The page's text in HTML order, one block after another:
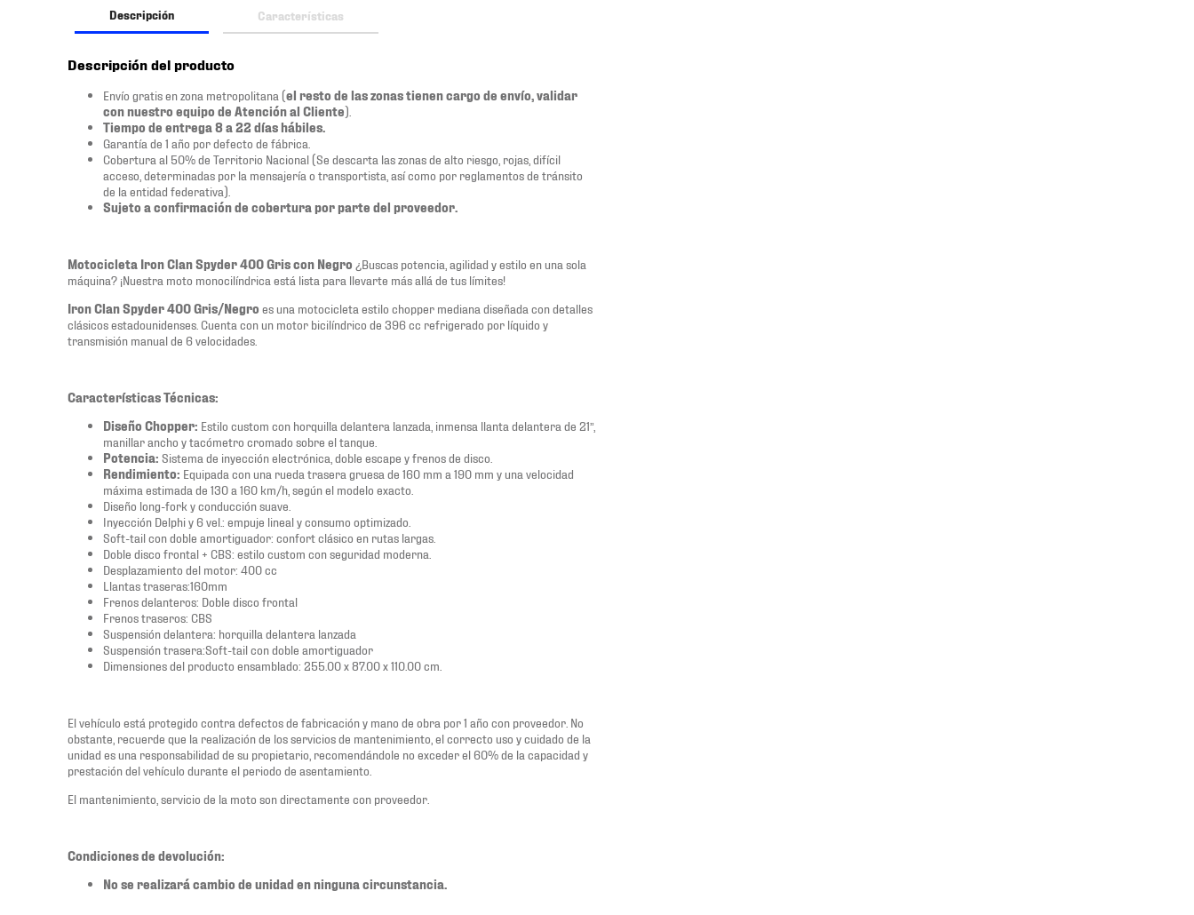
Descripción Características
Descripción del producto
Envío gratis en zona metropolitana (el resto de las zonas tienen cargo de envío, validar
con nuestro equipo de Atención al Cliente).
Tiempo de entrega 8 a 22 días hábiles.
Garantía de 1 año por defecto de fábrica.
Cobertura al 50% de Territorio Nacional (Se descarta las zonas de alto riesgo, rojas, difícil
acceso, determinadas por la mensajería o transportista, así como por reglamentos de tránsito
de la entidad federativa).
Sujeto a confirmación de cobertura por parte del proveedor.
Motocicleta Iron Clan Spyder 400 Gris con Negro ¿Buscas potencia, agilidad y estilo en una sola
máquina? ¡Nuestra moto monocilíndrica está lista para llevarte más allá de tus límites!
Iron Clan Spyder 400 Gris/Negro es una motocicleta estilo chopper mediana diseñada con detalles
clásicos estadounidenses. Cuenta con un motor bicilíndrico de 396 cc refrigerado por líquido y
transmisión manual de 6 velocidades.
Características Técnicas:
Diseño Chopper: Estilo custom con horquilla delantera lanzada, inmensa llanta delantera de 21”,
manillar ancho y tacómetro cromado sobre el tanque.
Potencia: Sistema de inyección electrónica, doble escape y frenos de disco.
Rendimiento: Equipada con una rueda trasera gruesa de 160 mm a 190 mm y una velocidad
máxima estimada de 130 a 160 km/h, según el modelo exacto.
Diseño long-fork y conducción suave.
Inyección Delphi y 6 vel.: empuje lineal y consumo optimizado.
Soft-tail con doble amortiguador: confort clásico en rutas largas.
Doble disco frontal + CBS: estilo custom con seguridad moderna.
Desplazamiento del motor: 400 cc
Llantas traseras:160mm
Frenos delanteros: Doble disco frontal
Frenos traseros: CBS
Suspensión delantera: horquilla delantera lanzada
Suspensión trasera:Soft-tail con doble amortiguador
Dimensiones del producto ensamblado: 255.00 x 87.00 x 110.00 cm.
El vehículo está protegido contra defectos de fabricación y mano de obra por 1 año con proveedor. No
obstante, recuerde que la realización de los servicios de mantenimiento, el correcto uso y cuidado de la
unidad es una responsabilidad de su propietario, recomendándole no exceder el 60% de la capacidad y
prestación del vehículo durante el periodo de asentamiento.
El mantenimiento, servicio de la moto son directamente con proveedor.
Condiciones de devolución:
No se realizará cambio de unidad en ninguna circunstancia.